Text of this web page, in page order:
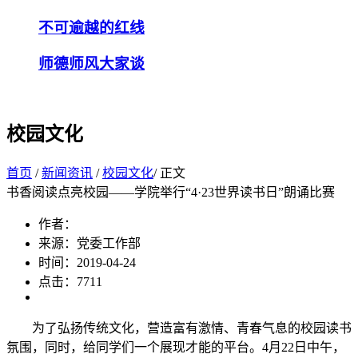
不可逾越的红线
师德师风大家谈
校园文化
首页 /新闻资讯 /校园文化/ 正文
书香阅读点亮校园——学院举行“4·23世界读书日”朗诵比赛
作者：
来源：党委工作部
时间：2019-04-24
点击： 7711
为了弘扬传统文化，营造富有激情、青春气息的校园读书
氛围，同时，给同学们一个展现才能的平台。4月22日中午，